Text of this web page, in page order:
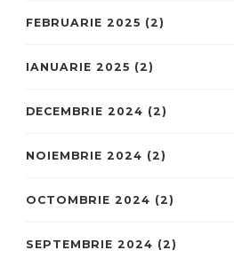
FEBRUARIE 2025 (2)
IANUARIE 2025 (2)
DECEMBRIE 2024 (2)
NOIEMBRIE 2024 (2)
OCTOMBRIE 2024 (2)
SEPTEMBRIE 2024 (2)